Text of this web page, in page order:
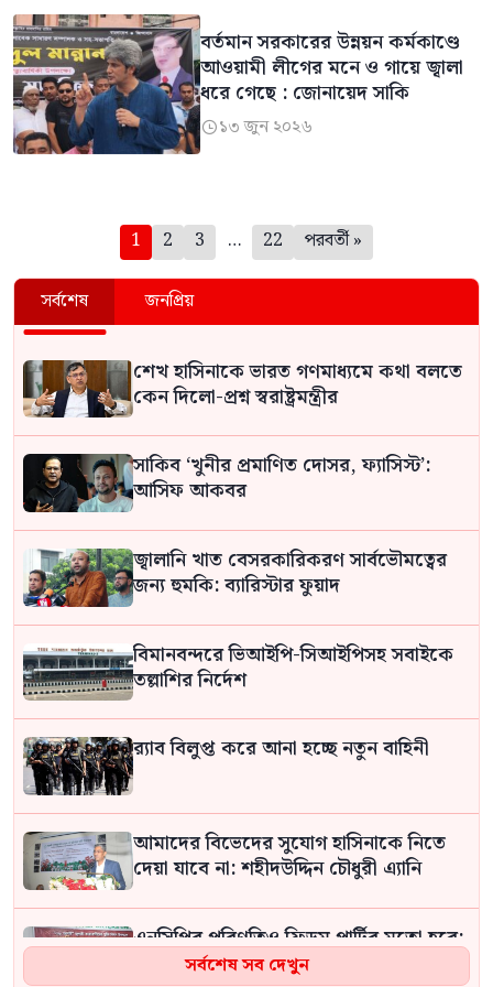
বর্তমান সরকারের উন্নয়ন কর্মকাণ্ডে
আওয়ামী লীগের মনে ও গায়ে জ্বালা
ধরে গেছে : জোনায়েদ সাকি
১৩ জুন ২০২৬
পেজিনেশন1 2 3 … 22 পরবর্তী »
সর্বশেষ জনপ্রিয়
শেখ হাসিনাকে ভারত গণমাধ্যমে কথা বলতে
কেন দিলো-প্রশ্ন স্বরাষ্ট্রমন্ত্রীর
সাকিব ‘খুনীর প্রমাণিত দোসর, ফ্যাসিস্ট’:
আসিফ আকবর
জ্বালানি খাত বেসরকারিকরণ সার্বভৌমত্বের
জন্য হুমকি: ব্যারিস্টার ফুয়াদ
বিমানবন্দরে ভিআইপি-সিআইপিসহ সবাইকে
তল্লাশির নির্দেশ
র‍্যাব বিলুপ্ত করে আনা হচ্ছে নতুন বাহিনী
আমাদের বিভেদের সুযোগ হাসিনাকে নিতে
দেয়া যাবে না: শহীদউদ্দিন চৌধুরী এ্যানি
এনসিপির পরিণতিও ফ্রিডম পার্টির মতো হবে:
প্রতিমন্ত্রী নুরসর্বশেষ সব দেখুন